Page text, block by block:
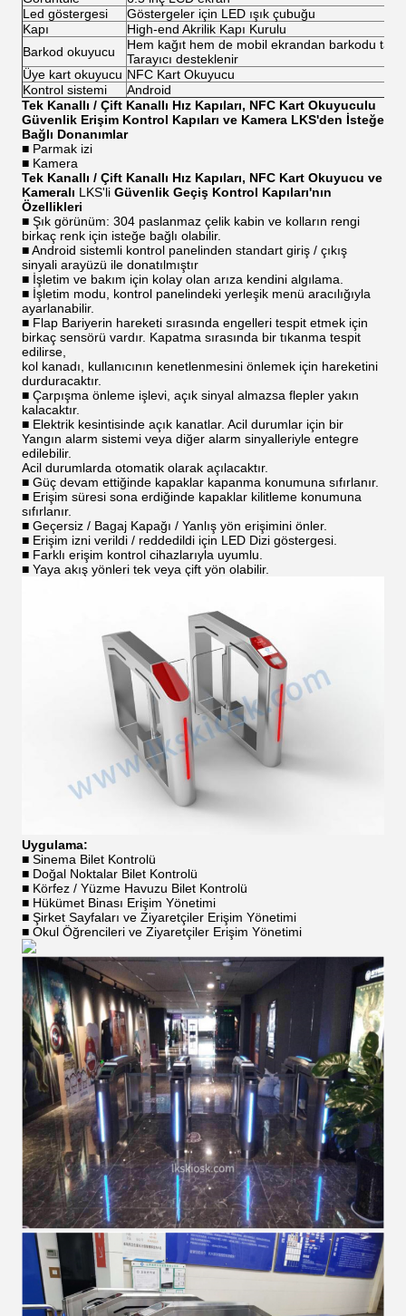
Led göstergesi
Göstergeler için LED ışık çubuğu
Kapı
High-end Akrilik Kapı Kurulu
Barkod okuyucu
Hem kağıt hem de mobil ekrandan barkodu
Tarayıcı desteklenir
Üye kart okuyucu NFC Kart Okuyucu
Kontrol sistemi
Android
Tek Kanallı / Çift Kanallı Hız Kapıları, NFC Kart Okuyuculu
Güvenlik Erişim Kontrol Kapıları ve Kamera LKS'den İsteğe
Bağlı Donanımlar
■ Parmak izi
■ Kamera
Tek Kanallı / Çift Kanallı Hız Kapıları, NFC Kart Okuyucu ve
Kameralı LKS'li Güvenlik Geçiş Kontrol Kapıları'nın
Özellikleri
■ Şık görünüm: 304 paslanmaz çelik kabin ve kolların rengi
birkaç renk için isteğe bağlı olabilir.
■ Android sistemli kontrol panelinden standart giriş / çıkış
sinyali arayüzü ile donatılmıştır
■ İşletim ve bakım için kolay olan arıza kendini algılama.
■ İşletim modu, kontrol panelindeki yerleşik menü aracılığıyla
ayarlanabilir.
■ Flap Bariyerin hareketi sırasında engelleri tespit etmek için
birkaç sensörü vardır. Kapatma sırasında bir tıkanma tespit
edilirse,
kol kanadı, kullanıcının kenetlenmesini önlemek için hareketini
durduracaktır.
■ Çarpışma önleme işlevi, açık sinyal almazsa flepler yakın
kalacaktır.
■ Elektrik kesintisinde açık kanatlar. Acil durumlar için bir
Yangın alarm sistemi veya diğer alarm sinyalleriyle entegre
edilebilir.
Acil durumlarda otomatik olarak açılacaktır.
■ Güç devam ettiğinde kapaklar kapanma konumuna sıfırlanır.
■ Erişim süresi sona erdiğinde kapaklar kilitleme konumuna
sıfırlanır.
■ Geçersiz / Bagaj Kapağı / Yanlış yön erişimini önler.
■ Erişim izni verildi / reddedildi için LED Dizi göstergesi.
■ Farklı erişim kontrol cihazlarıyla uyumlu.
■ Yaya akış yönleri tek veya çift yön olabilir.
Uygulama:
■ Sinema Bilet Kontrolü
■ Doğal Noktalar Bilet Kontrolü
■ Körfez / Yüzme Havuzu Bilet Kontrolü
■ Hükümet Binası Erişim Yönetimi
■ Şirket Sayfaları ve Ziyaretçiler Erişim Yönetimi
■ Okul Öğrencileri ve Ziyaretçiler Erişim Yönetimi